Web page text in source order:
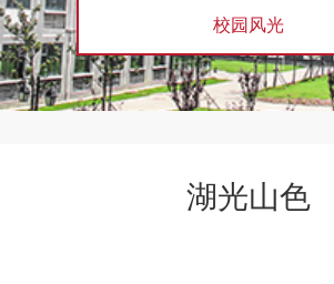
校园风光
湖光山色